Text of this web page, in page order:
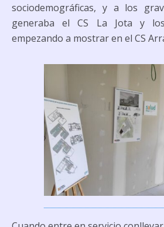
sociodemográficas, y a los
generaba el CS La Jota y
empezando a mostrar en el CS